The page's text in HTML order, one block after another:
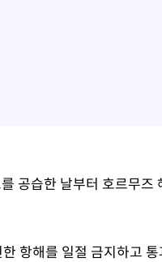
공습한 날부터 호르무즈
항해를 일절 금지하고 통